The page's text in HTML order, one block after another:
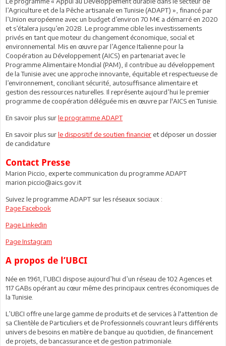
l’Agriculture et de la Pêche artisanale en Tunisie (ADAPT) », financé par
l’Union européenne avec un budget d’environ 70 M€ a démarré en 2020
et s’étalera jusqu’en 2028. Le programme cible les investissements
privés en tant que moteur du changement économique, social et
environnemental. Mis en œuvre par l’Agence Italienne pour la
Coopération au Développement (AICS) en partenariat avec le
Programme Alimentaire Mondial (PAM), il contribue au développement
de la Tunisie avec une approche innovante, équitable et respectueuse de
l’environnement, conciliant sécurité, autosuffisance alimentaire et
gestion des ressources naturelles. Il représente aujourd’hui le premier
programme de coopération déléguée mis en œuvre par l'AICS en Tunisie.
En savoir plus surle programme ADAPT
En savoir plus surle dispositif de soutien financier et déposer un dossier
de candidature
Contact Presse
Marion Piccio, experte communication du programme ADAPT
marion.piccio@aics.gov.it
Suivez le programme ADAPT sur les réseaux sociaux :
Page Facebook
Page Linkedin
Page Instagram
A propos de l’UBCI
Née en 1961, l’UBCI dispose aujourd’hui d’un réseau de 102 Agences et
117 GABs opérant au cœur même des principaux centres économiques de
la Tunisie.
L’UBCI offre une large gamme de produits et de services à l'attention de
sa Clientèle de Particuliers et de Professionnels couvrant leurs différents
univers de besoins en matière de banque au quotidien, de financement
de projets, de bancassurance et de gestion patrimoniale.